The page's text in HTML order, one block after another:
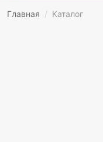
Главная / Каталог